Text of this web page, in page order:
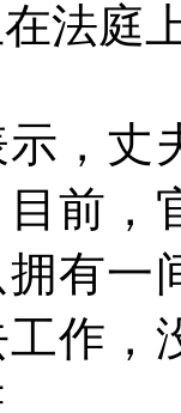
法庭
，丈
前，
有一
作，